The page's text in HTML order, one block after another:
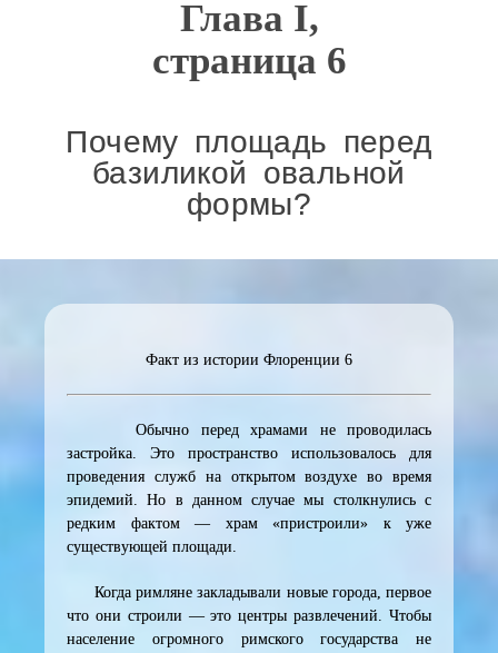
Глава I,
страница 6
Почему площадь перед
базиликой овальной
формы?
Факт из истории Флоренции 6
Обычно перед храмами не проводилась
застройка. Это пространство использовалось для
проведения служб на открытом воздухе во время
эпидемий. Но в данном случае мы столкнулись с
редким фактом — храм «пристроили» к уже
существующей площади.
Когда римляне закладывали новые города, первое
что они строили — это центры развлечений. Чтобы
население огромного римского государства не